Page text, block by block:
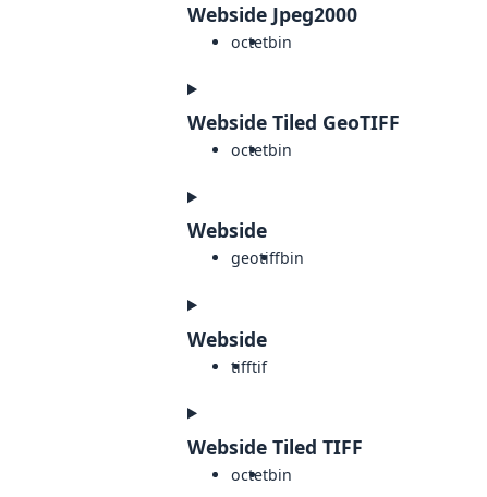
Webside Jpeg2000
octetbin
Webside Tiled GeoTIFF
octetbin
Webside
geotiffbin
Webside
tifftif
Webside Tiled TIFF
octetbin